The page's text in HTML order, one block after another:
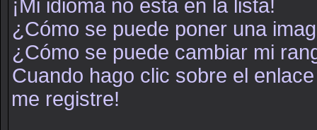
¡Mi idioma no está en la lista!
¿Cómo se puede poner una
¿Cómo se puede cambiar mi
Cuando hago clic sobre el
me registre!